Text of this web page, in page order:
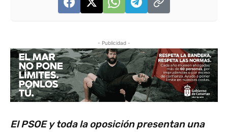
- Publicidad -
El PSOE y toda la oposición presentan una